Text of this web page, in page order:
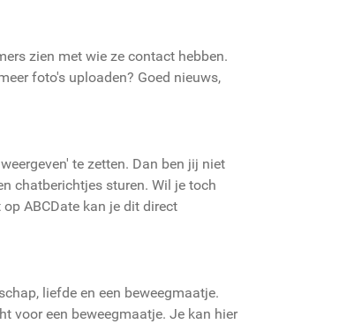
zien met wie ze contact hebben.
foto's uploaden? Goed nieuws,
te zetten. Dan ben jij niet
chatberichtjes sturen. Wil je toch
ABCDate kan je dit direct
liefde en een beweegmaatje.
voor een beweegmaatje. Je kan hier